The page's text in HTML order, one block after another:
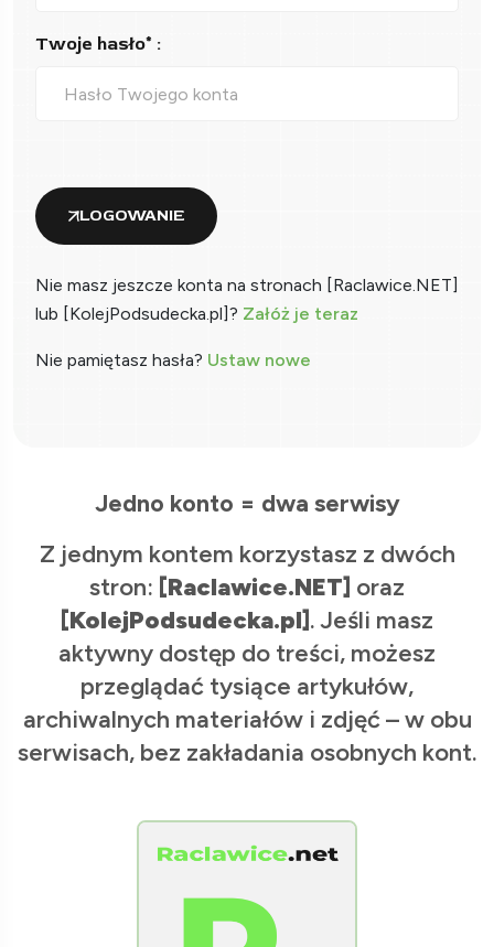
Twoje hasło* :
LOGOWANIE
Nie masz jeszcze konta na stronach [Raclawice.NET]
lub [KolejPodsudecka.pl]? Załóż je teraz
Nie pamiętasz hasła? Ustaw nowe
Jedno konto = dwa serwisy
Z jednym kontem korzystasz z dwóch
stron: [Raclawice.NET] oraz
[KolejPodsudecka.pl]. Jeśli masz
aktywny dostęp do treści, możesz
przeglądać tysiące artykułów,
archiwalnych materiałów i zdjęć – w obu
serwisach, bez zakładania osobnych kont.